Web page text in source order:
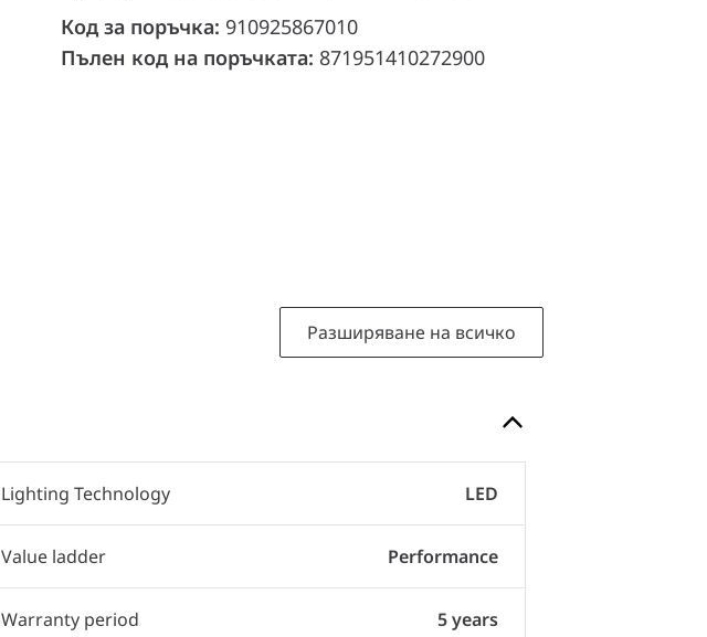
Код за поръчка: 910925867010
Пълен код на поръчката: 871951410272900
Разширяване на всичко
Lighting Technology LED
Value ladder Performance
Warranty period 5 years